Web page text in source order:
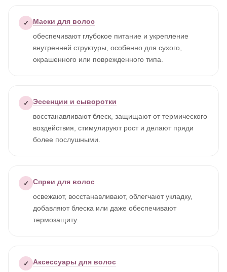
✓
Маски для волос
обеспечивают глубокое питание и укрепление
внутренней структуры, особенно для сухого,
окрашенного или поврежденного типа.
✓
Эссенции и сыворотки
восстанавливают блеск, защищают от термического
воздействия, стимулируют рост и делают пряди
более послушными.
✓
Спреи для волос
освежают, восстанавливают, облегчают укладку,
добавляют блеска или даже обеспечивают
термозащиту.
✓
Аксессуары для волос